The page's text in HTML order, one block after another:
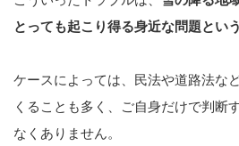
とっても起こり得る身近な問題とい
ケースによっては、民法や道路法な
くることも多く、ご自身だけで判断
なくありません。